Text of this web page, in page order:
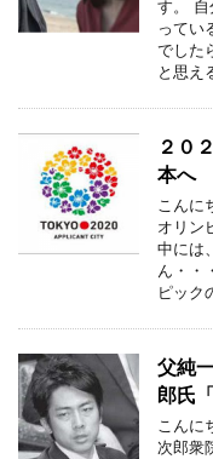
す。 自
ってい
でした
と思え
２０
本へ
こんに
オリン
中には
ん・・
ピック
父純
郎氏
こんに
次郎衆